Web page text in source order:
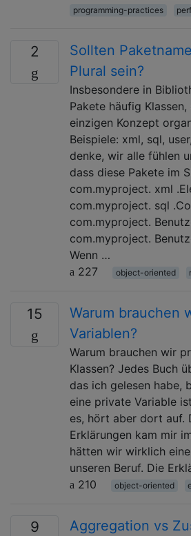
programming-practices
2
Sollten
Plural sein?
Insbesondere in
Pakete häufig
einzigen Konzept
Beispiele: xml, sql,
denke, wir alle fühlen
dass diese Pakete im
com.myproject. xml
com.myproject. sql
com.myproject.
com.myproject.
Wenn …
227
object-oriented
15
Warum brauchen
Variablen?
Warum brauchen wir
Klassen? Jedes Buch
das ich gelesen habe,
eine private Variable
es, hört aber dort auf.
Erklärungen kam mir
hätten wir wirklich
unseren Beruf. Die
210
object-oriented
9 Aggregation vs